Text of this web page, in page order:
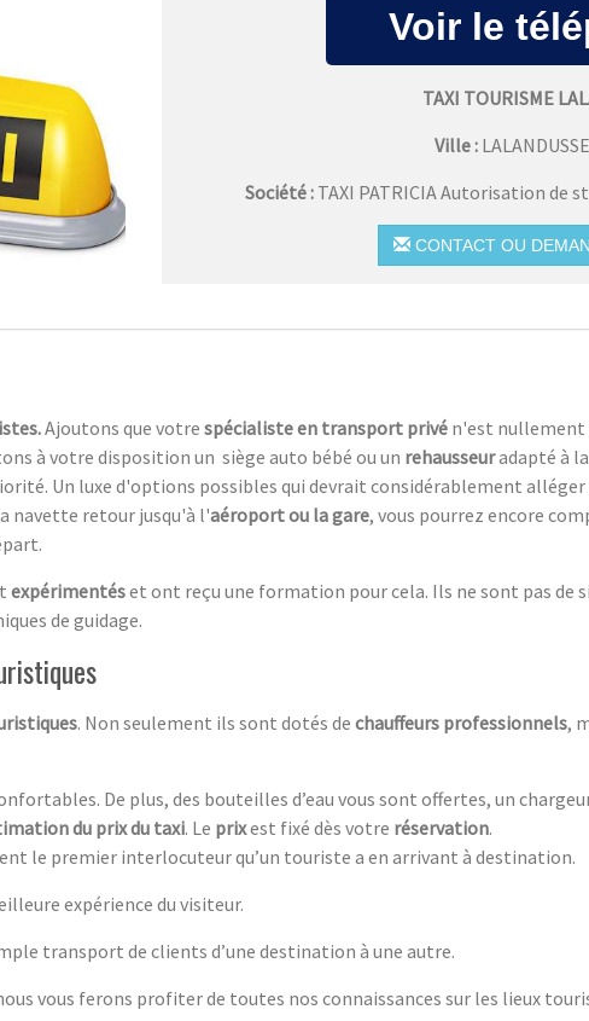
TAXI TOURISME
Ville : LALANDUSSE
Société : TAXI PATRICIA Autorisation de
CONTACT OU
Ajoutons que votre spécialiste en transport privé n'est nullement
à votre disposition un siège auto bébé ou un rehausseuradapté à
Un luxe d'options possibles qui devrait considérablement
navette retour jusqu'à l'aéroport ou la gare, vous pourrez encore
expérimentéset ont reçu une formation pour cela. Ils ne sont pas de
de guidage.
ues. Non seulement ils sont dotés de chauffeurs professionnels,
De plus, des bouteilles d’eau vous sont offertes, un
du prix du taxi. Le prixest fixé dès votre réservation.
le premier interlocuteur qu’un touriste a en arrivant à destination.
expérience du visiteur.
transport de clients d’une destination à une autre.
vous ferons profiter de toutes nos connaissances sur les lieux